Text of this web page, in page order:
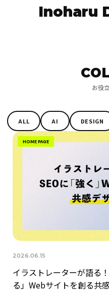
Inoharu
お役
ALL AI DESIGN
HOME PAGE
2026.06.15
イラストレーターが語る
る」Webサイトを創る共